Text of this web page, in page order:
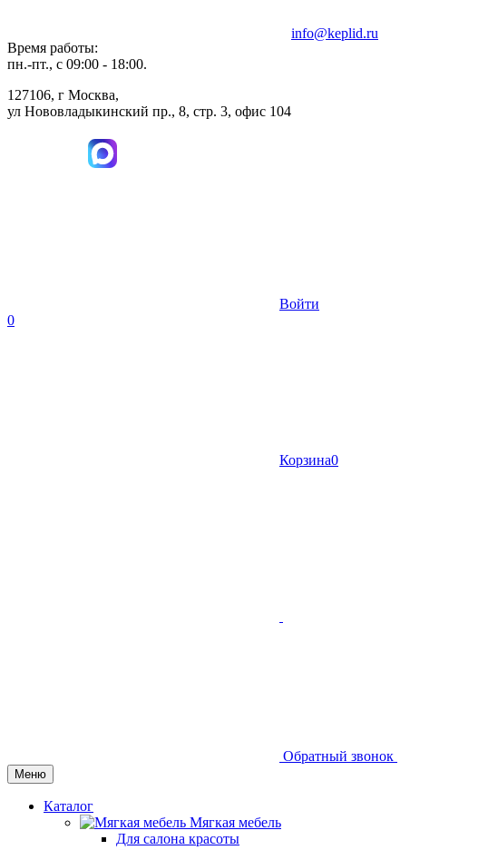
Время работы:
пн.-пт., с 09:00 - 18:00.
127106, г Москва,
ул Нововладыкинский пр., 8, стр. 3, офис 104
info@keplid.ru
Войти
0
Корзина0
Обратный звонок
Меню
Каталог
Мягкая мебель
Для салона красоты